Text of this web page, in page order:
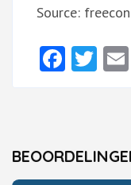
Source: freecon